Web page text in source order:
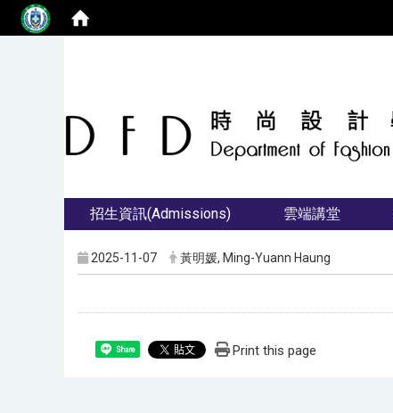
招生資訊(Admissions) 雲端講堂
2025-11-07 黃明媛, Ming-Yuann Haung
Share Print this page